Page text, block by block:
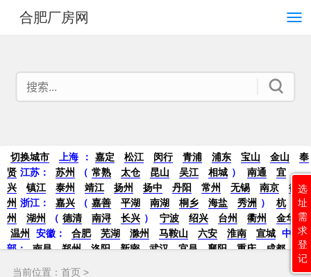
合肥厂房网
切换城市 上海 ： 嘉定 松江 闵行 青浦 浦东 宝山 金山
奉
贤 江苏： 苏州 （ 常熟 太仓 昆山 吴江 相城 ） 南通
宜
兴
镇江 泰州 靖江 扬州 扬中 丹阳 常州 无锡 南京
徐
州 浙江： 嘉兴 （ 嘉善 平湖 南湖 桐乡 海盐 秀洲 ）
杭
州
湖州 （ 德清 南浔 长兴 ） 宁波 绍兴 台州 衢州
金华
温州
安徽： 合肥 芜湖 滁州 马鞍山 六安 淮南 宣城 中
部： 南昌 郑州 洛阳 新密 武汉 宜昌 襄阳 重庆 成都
德
当前位置： 首页 >
选
址
需
求
登
记